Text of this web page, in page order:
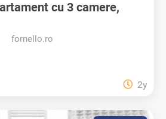
cu 3 camere,
fornello.ro
2y